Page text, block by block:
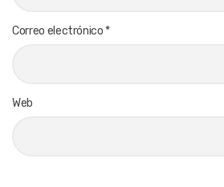
Correo electrónico *
Web